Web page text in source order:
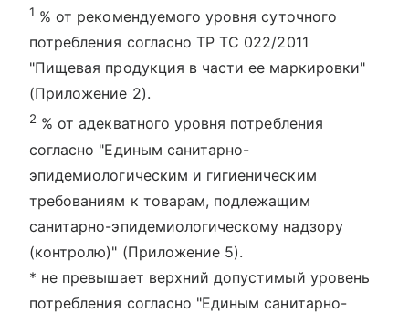
1 % от рекомендуемого уровня суточного
потребления согласно ТР ТС 022/2011
"Пищевая продукция в части ее маркировки"
(Приложение 2).
2 % от адекватного уровня потребления
согласно "Единым санитарно-
эпидемиологическим и гигиеническим
требованиям к товарам, подлежащим
санитарно-эпидемиологическому надзору
(контролю)" (Приложение 5).
* не превышает верхний допустимый уровень
потребления согласно "Единым санитарно-